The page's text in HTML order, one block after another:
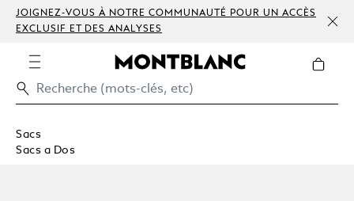
JOIGNEZ-VOUS À NOTRE COMMUNAUTÉ POUR UN ACCÈS
EXCLUSIF ET DES ANALYSES
Sacs
Sacs a Dos